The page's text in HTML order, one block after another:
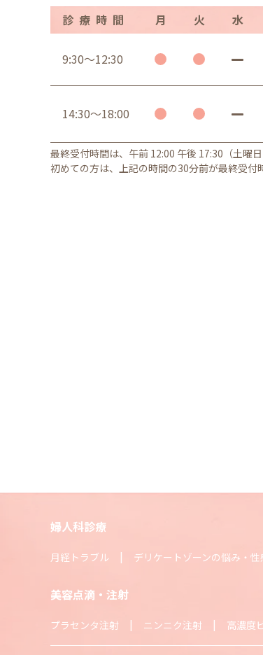
診療時間 月 火 水
9:30～12:30
14:30～18:00
最終受付時間は、午前 12:00 午後 17:30（土曜日
初めての方は、上記の時間の30分前が最終受付
婦人科診療
月経トラブル デリケートゾーンの悩み・性
美容点滴・注射
プラセンタ注射 ニンニク注射 高濃度